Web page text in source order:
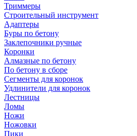
Триммеры
Строительный инструмент
Адаптеры
Буры по бетону
Заклепочники ручные
Коронки
Алмазные по бетону
По бетону в сборе
Сегменты для коронок
Удлинители для коронок
Лестницы
Ломы
Ножи
Ножовки
Пики